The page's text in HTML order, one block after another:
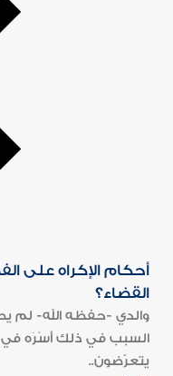
أحكام الإكراه على
القضاء؟
والدي -حفظه الله- لم
السبب في ذلك أَسْرَه في
يتعرّضون..